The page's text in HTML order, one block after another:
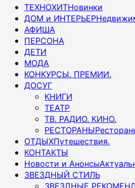
ТЕХНОХИТНовинки
ДОМ и ИНТЕРЬЕР
АФИША
ПЕРСОНА
ДЕТИ
МОДА
КОНКУРСЫ. ПРЕМИИ.
ДОСУГ
КНИГИ
ТЕАТР
ТВ. РАДИО. КИНО.
РЕСТОРАНЫ
ОТДЫХПутешествия.
КОНТАКТЫ
Новости и Анонсы
ЗВЕЗДНЫЙ СТИЛЬ
ЗВЕЗДНЫЕ